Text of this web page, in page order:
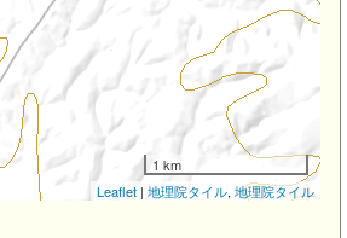
1 km
Leaflet | 地理院タイル, 地理院タイル